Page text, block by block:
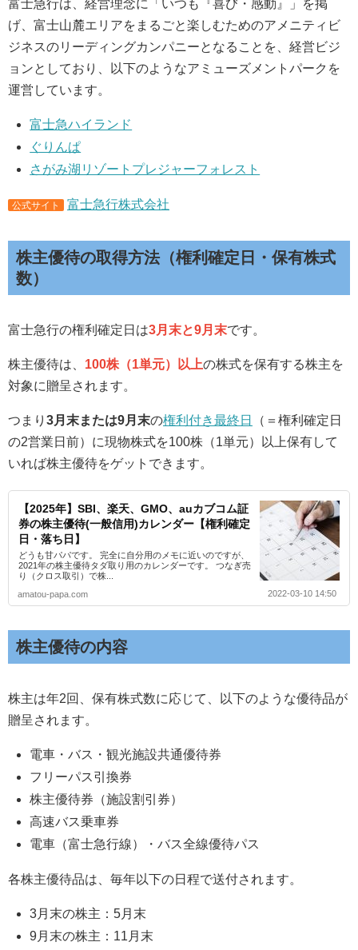
富士急行は、経営理念に「いつも『喜び・感動』」を掲
げ、富士山麓エリアをまるごと楽しむためのアメニティビ
ジネスのリーディングカンパニーとなることを、経営ビジ
ョンとしており、以下のようなアミューズメントパークを
運営しています。
富士急ハイランド
ぐりんぱ
さがみ湖リゾートプレジャーフォレスト
公式サイト 富士急行株式会社
株主優待の取得方法（権利確定日・保有株式
数）
富士急行の権利確定日は3月末と9月末です。
株主優待は、 100株（1単元）以上の株式を保有する株主を
対象に贈呈されます。
つまり 3月末または9月末の権利付き最終日
（＝権利確定日
の2営業日前）に現物株式を100株（1単元）以上保有して
いれば株主優待をゲットできます。
【2025年】SBI、楽天、GMO、auカブコム証
券の株主優待(一般信用)カレンダー【権利確定
日・落ち日】
どうも甘パパです。 完全に自分用のメモに近いのですが、
2021年の株主優待タダ取り用のカレンダーです。 つなぎ売
り（クロス取引）で株...
amatou-papa.com
2022-03-10 14:50
株主優待の内容
株主は年2回、保有株式数に応じて、以下のような優待品が
贈呈されます。
電車・バス・観光施設共通優待券
フリーパス引換券
株主優待券（施設割引券）
高速バス乗車券
電車（富士急行線）・バス全線優待パス
各株主優待品は、毎年以下の日程で送付されます。
3月末の株主：5月末
9月末の株主：11月末